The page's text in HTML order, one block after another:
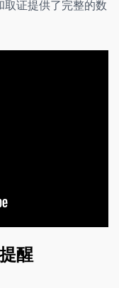
取证提供了完整的数
醒